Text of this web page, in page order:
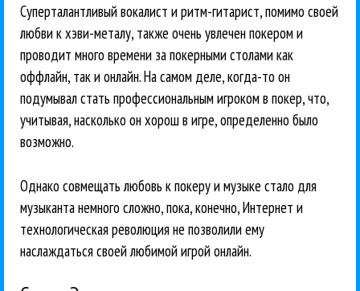
Суперталантливый вокалист и ритм-гитарист, помимо своей
любви к хэви-металу, также очень увлечен покером и
проводит много времени за покерными столами как
оффлайн, так и онлайн. На самом деле, когда-то он
подумывал стать профессиональным игроком в покер, что,
учитывая, насколько он хорош в игре, определенно было
возможно.
Однако совмещать любовь к покеру и музыке стало для
музыканта немного сложно, пока, конечно, Интернет и
технологическая революция не позволили ему
наслаждаться своей любимой игрой онлайн.